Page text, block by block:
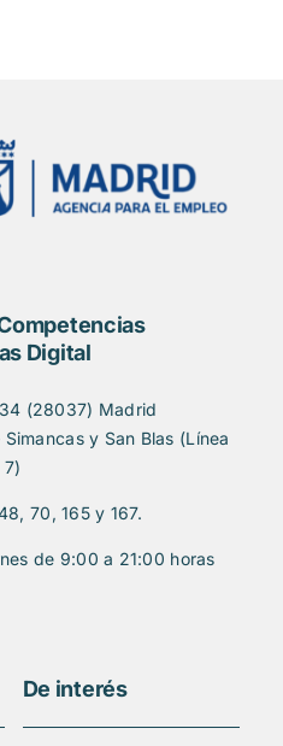
Digital
(28037) Madrid
y San Blas (Línea
7)
70, 165 y 167.
de 9:00 a 21:00 horas
De interés